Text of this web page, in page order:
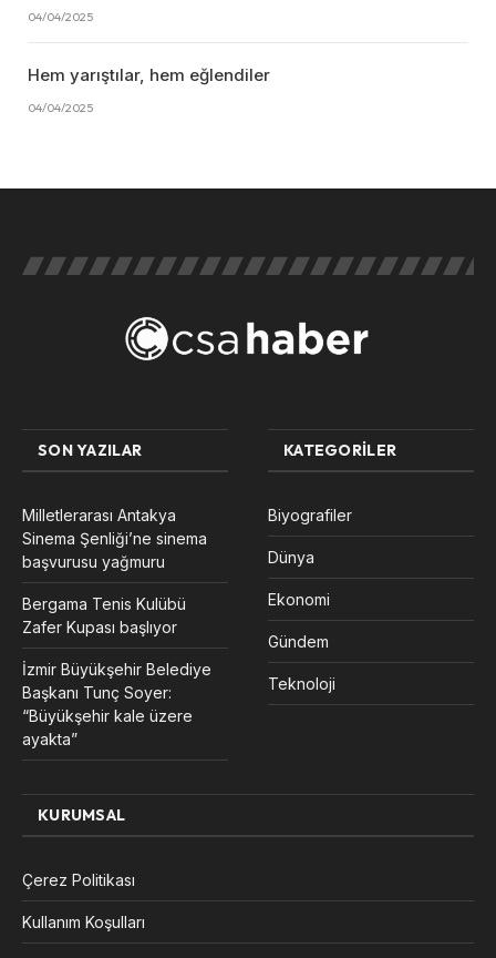
04/04/2025
Hem yarıştılar, hem eğlendiler
04/04/2025
SON YAZILAR
Milletlerarası Antakya
Sinema Şenliği’ne sinema
başvurusu yağmuru
Bergama Tenis Kulübü
Zafer Kupası başlıyor
İzmir Büyükşehir Belediye
Başkanı Tunç Soyer:
“Büyükşehir kale üzere
ayakta”
KATEGORILER
Biyografiler
Dünya
Ekonomi
Gündem
Teknoloji
KURUMSAL
Çerez Politikası
Kullanım Koşulları